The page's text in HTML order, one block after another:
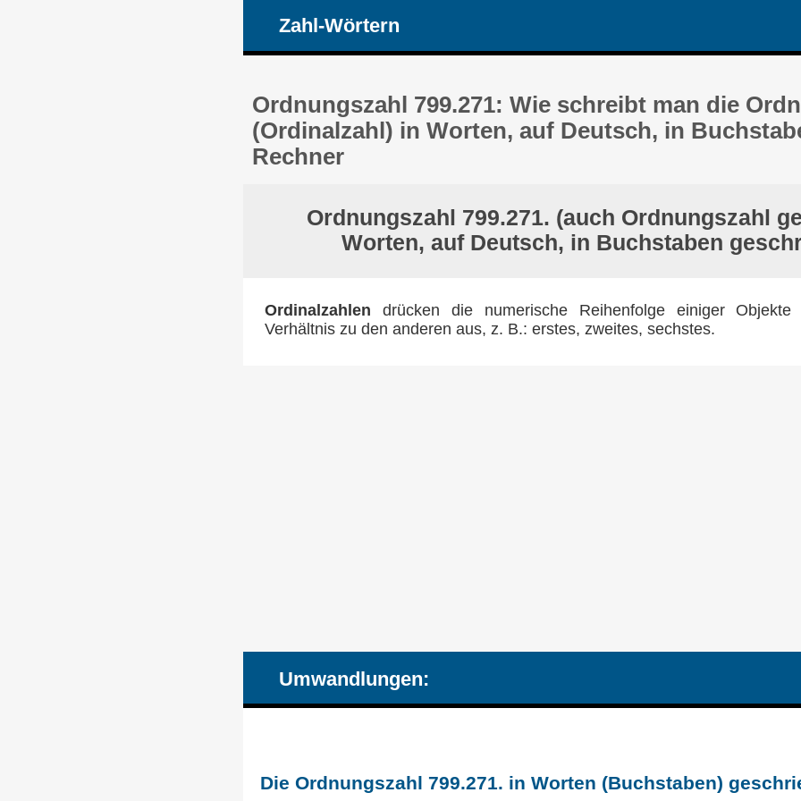
Zahl-Wörtern
Ordnungszahl 799.271: Wie schreibt man die
(Ordinalzahl) in Worten, auf Deutsch, in
Rechner
Ordnungszahl 799.271. (auch Ordnungszahl
Worten, auf Deutsch, in Buchstaben
Ordinalzahlen drücken die numerische Reihenfolge einiger
Verhältnis zu den anderen aus, z. B.: erstes, zweites, sechstes.
Umwandlungen:
Die Ordnungszahl 799.271. in Worten (Buchstaben)